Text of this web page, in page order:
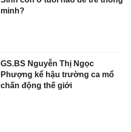
minh?
GS.BS Nguyễn Thị Ngọc
Phượng kể hậu trường ca mổ
chấn động thế giới